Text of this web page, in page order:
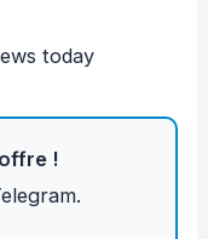
today
!